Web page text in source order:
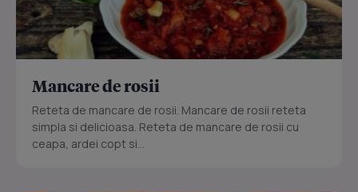
Mancare de rosii
Reteta de mancare de rosii. Mancare de rosii reteta
simpla si delicioasa. Reteta de mancare de rosii cu
ceapa, ardei copt si...